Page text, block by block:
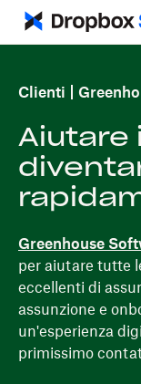
Clienti
Aiutare
Greenhouse
per aiutare tutte
eccellenti di
assunzione e
un'esperienza
primissimo